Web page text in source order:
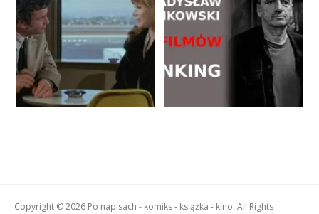
Copyright © 2026 Po napisach - komiks - książka - kino. All Rights